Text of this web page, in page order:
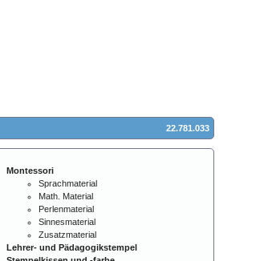
22.781.033
Montessori
Sprachmaterial
Math. Material
Perlenmaterial
Sinnesmaterial
Zusatzmaterial
Lehrer- und Pädagogikstempel